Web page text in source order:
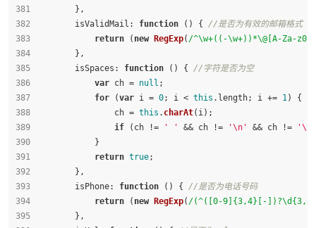
        },
isValidMail : function ( ) { //是否为有效的邮箱格式
return ( new RegExp( /^\w+((-\w+))*\@[A-Za-
        },
isSpaces : function ( ) { //字符是否为空
var ch = null ;
for (var i = 0; i < this . length; i += 1) {
                ch =
this . charAt(i);
if (ch != ' ' && ch != '\n' && ch !=
'\t'
            }
return true;
        },
isPhone: function ( ) { //是否为电话号码
return ( new RegExp( /(^([0-9]{3,4}[-
        },